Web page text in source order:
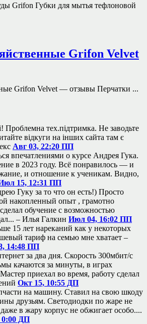
Grifon Губки для мытья тефлоновой
Grifon Velvet
Grifon Velvet — отзывы Перчатки ...
Проблемна тех.підтримка. Не заводьте
відкуги на інших сайта там є
Авг 03, 22:20 ПП
впечатлениями о курсе Андрея Гука.
в 2023 году. Всё понравилось — и
и отношение к ученикам. Видно,
15, 12:31 ПП
Гуку за то что он есть!) Просто
накопленный опыт , грамотно
обучение с возможностью
– Илья Галкин Июл 04, 16:02 ПП
15 лет нареканий как у некоторых
тариф на семью мне хватает –
14:48 ПП
за два дня. Скорость 300мбит/с
качаются за минуты, в играх
приехал во время, работу сделал
Окт 15, 10:55 ДП
на машину. Ставил на свою шкоду
друзьям. Светодиодки по жаре не
в жару корпус не обжигает особо....
ДП